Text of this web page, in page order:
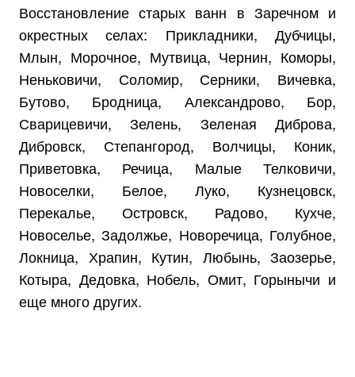
Восстановление старых ванн в Заречном и
окрестных селах: Прикладники, Дубчицы,
Млын, Морочное, Мутвица, Чернин, Коморы,
Неньковичи, Соломир, Серники, Вичевка,
Бутово, Бродница, Александрово, Бор,
Сварицевичи, Зелень, Зеленая Диброва,
Дибровск, Степангород, Волчицы, Коник,
Приветовка, Речица, Малые Телковичи,
Новоселки, Белое, Луко, Кузнецовск,
Перекалье, Островск, Радово, Кухче,
Новоселье, Задолжье, Новоречица, Голубное,
Локница, Храпин, Кутин, Любынь, Заозерье,
Котыра, Дедовка, Нобель, Омит, Горынычи и
еще много других.